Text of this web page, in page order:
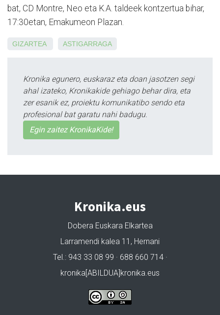
bat, CD Montre, Neo eta K.A. taldeek kontzertua bihar,
17:30etan, Emakumeon Plazan.
GIZARTEA ASTIGARRAGA
Kronika egunero, euskaraz eta doan jasotzen segi
ahal izateko, Kronikakide gehiago behar dira, eta
zer esanik ez, proiektu komunikatibo sendo eta
profesional bat garatu nahi badugu.
Egin zaitez KronikaKide!
Kronika.eus
Dobera Euskara Elkartea
Larramendi kalea 11, Hernani
Tel.: 943 33 08 99 · 688 660 714 ·
kronika[ABILDUA]kronika.eus